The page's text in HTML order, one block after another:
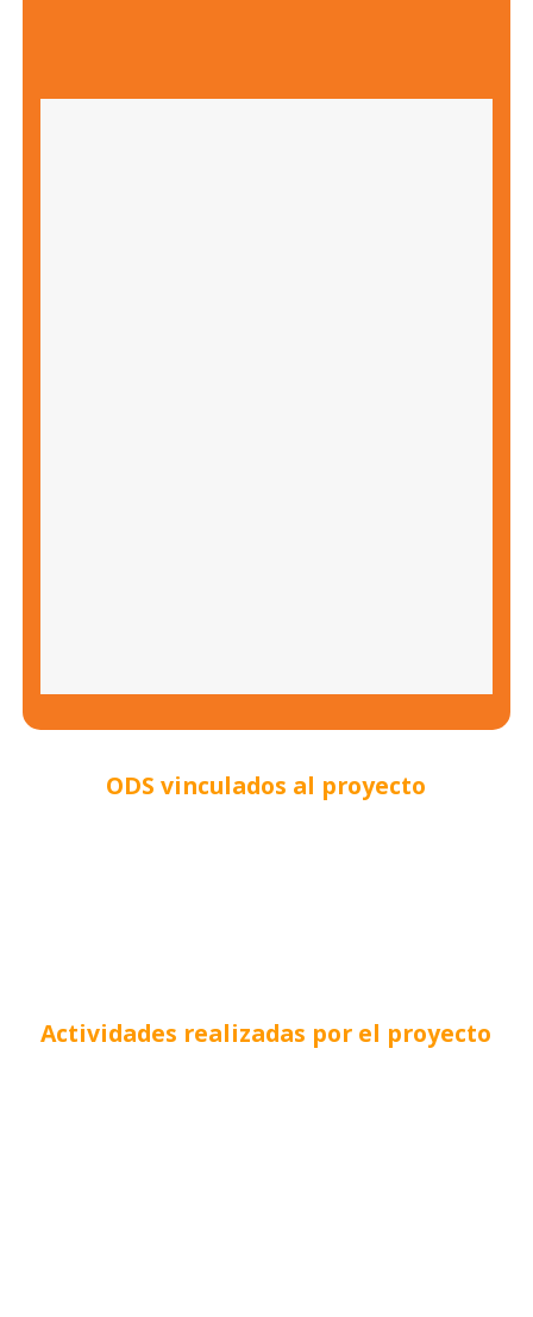
ODS vinculados al proyecto
Actividades realizadas por el proyecto